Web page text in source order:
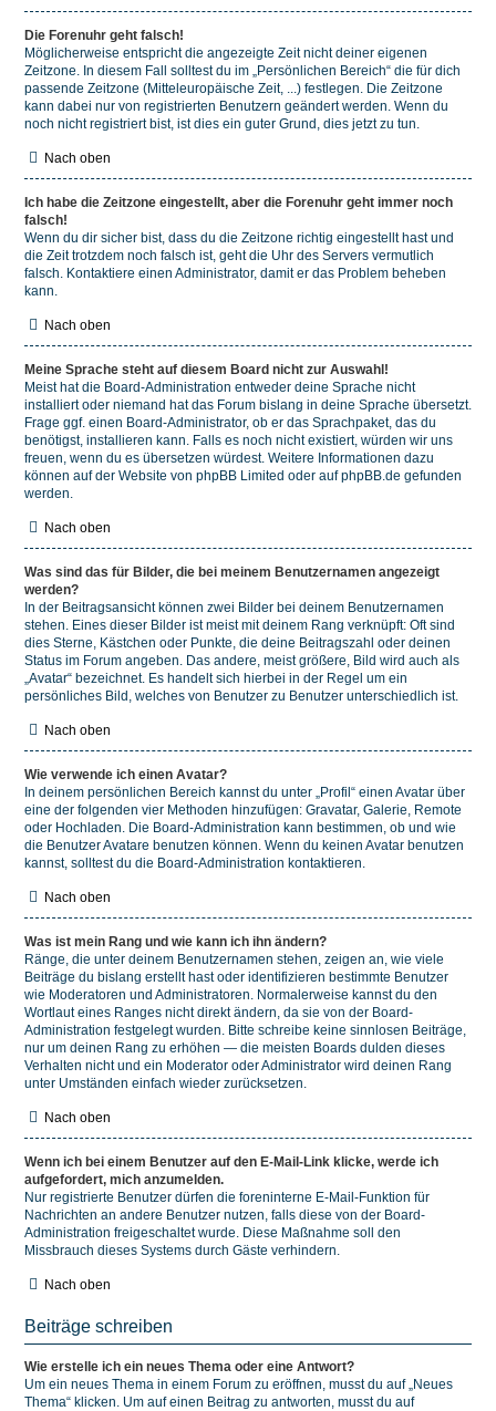
Die Forenuhr geht falsch!
Möglicherweise entspricht die angezeigte Zeit nicht deiner eigenen
Zeitzone. In diesem Fall solltest du im „Persönlichen Bereich“ die für dich
passende Zeitzone (Mitteleuropäische Zeit, ...) festlegen. Die Zeitzone
kann dabei nur von registrierten Benutzern geändert werden. Wenn du
noch nicht registriert bist, ist dies ein guter Grund, dies jetzt zu tun.
Nach oben
Ich habe die Zeitzone eingestellt, aber die Forenuhr geht immer noch
falsch!
Wenn du dir sicher bist, dass du die Zeitzone richtig eingestellt hast und
die Zeit trotzdem noch falsch ist, geht die Uhr des Servers vermutlich
falsch. Kontaktiere einen Administrator, damit er das Problem beheben
kann.
Nach oben
Meine Sprache steht auf diesem Board nicht zur Auswahl!
Meist hat die Board-Administration entweder deine Sprache nicht
installiert oder niemand hat das Forum bislang in deine Sprache übersetzt.
Frage ggf. einen Board-Administrator, ob er das Sprachpaket, das du
benötigst, installieren kann. Falls es noch nicht existiert, würden wir uns
freuen, wenn du es übersetzen würdest. Weitere Informationen dazu
können auf der Website von phpBB Limited oder aufphpBB.de gefunden
werden.
Nach oben
Was sind das für Bilder, die bei meinem Benutzernamen angezeigt
werden?
In der Beitragsansicht können zwei Bilder bei deinem Benutzernamen
stehen. Eines dieser Bilder ist meist mit deinem Rang verknüpft: Oft sind
dies Sterne, Kästchen oder Punkte, die deine Beitragszahl oder deinen
Status im Forum angeben. Das andere, meist größere, Bild wird auch als
„Avatar“ bezeichnet. Es handelt sich hierbei in der Regel um ein
persönliches Bild, welches von Benutzer zu Benutzer unterschiedlich ist.
Nach oben
Wie verwende ich einen Avatar?
In deinem persönlichen Bereich kannst du unter „Profil“ einen Avatar über
eine der folgenden vier Methoden hinzufügen: Gravatar, Galerie, Remote
oder Hochladen. Die Board-Administration kann bestimmen, ob und wie
die Benutzer Avatare benutzen können. Wenn du keinen Avatar benutzen
kannst, solltest du die Board-Administration kontaktieren.
Nach oben
Was ist mein Rang und wie kann ich ihn ändern?
Ränge, die unter deinem Benutzernamen stehen, zeigen an, wie viele
Beiträge du bislang erstellt hast oder identifizieren bestimmte Benutzer
wie Moderatoren und Administratoren. Normalerweise kannst du den
Wortlaut eines Ranges nicht direkt ändern, da sie von der Board-
Administration festgelegt wurden. Bitte schreibe keine sinnlosen Beiträge,
nur um deinen Rang zu erhöhen — die meisten Boards dulden dieses
Verhalten nicht und ein Moderator oder Administrator wird deinen Rang
unter Umständen einfach wieder zurücksetzen.
Nach oben
Wenn ich bei einem Benutzer auf den E-Mail-Link klicke, werde ich
aufgefordert, mich anzumelden.
Nur registrierte Benutzer dürfen die foreninterne E-Mail-Funktion für
Nachrichten an andere Benutzer nutzen, falls diese von der Board-
Administration freigeschaltet wurde. Diese Maßnahme soll den
Missbrauch dieses Systems durch Gäste verhindern.
Nach oben
Beiträge schreiben
Wie erstelle ich ein neues Thema oder eine Antwort?
Um ein neues Thema in einem Forum zu eröffnen, musst du auf „Neues
Thema“ klicken. Um auf einen Beitrag zu antworten, musst du auf